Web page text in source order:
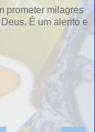
prometer milagres
É um alento e